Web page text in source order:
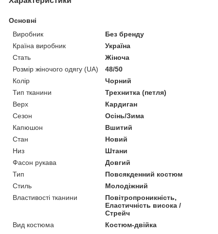
Основні
Виробник
Без бренду
Країна виробник
Україна
Стать
Жіноча
Розмір жіночого одягу (UA)
48/50
Колір
Чорний
Тип тканини
Трехнитка (петля)
Верх
Кардиган
Сезон
Осінь/Зима
Капюшон
Вшитий
Стан
Новий
Низ
Штани
Фасон рукава
Довгий
Тип
Повсякденний костюм
Стиль
Молодіжний
Властивості тканини
Повітропроникність,
Еластичність висока /
Стрейч
Вид костюма
Костюм-двійка